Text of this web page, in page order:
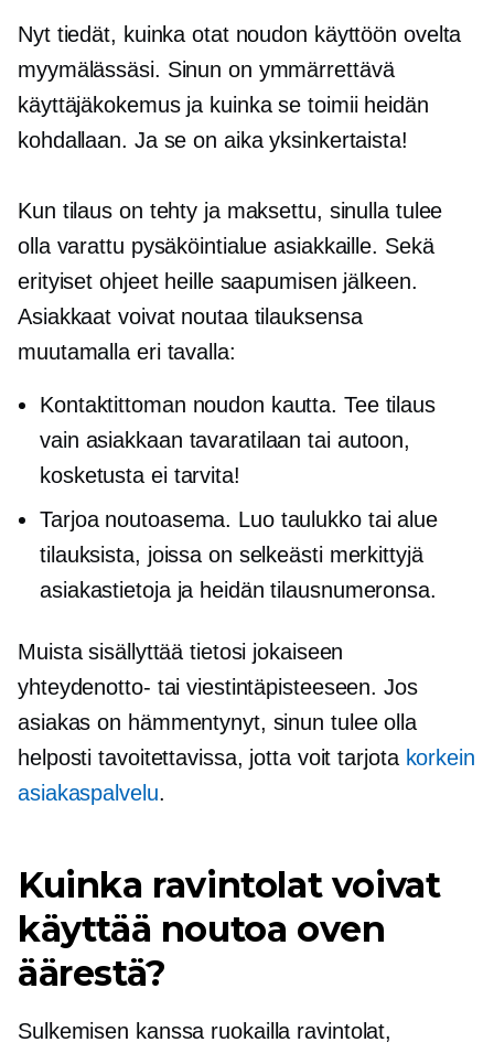
Nyt tiedät, kuinka otat noudon käyttöön ovelta
myymälässäsi. Sinun on ymmärrettävä
käyttäjäkokemus ja kuinka se toimii heidän
kohdallaan. Ja se on aika yksinkertaista!
Kun tilaus on tehty ja maksettu, sinulla tulee
olla varattu pysäköintialue asiakkaille. Sekä
erityiset ohjeet heille saapumisen jälkeen.
Asiakkaat voivat noutaa tilauksensa
muutamalla eri tavalla:
Kontaktittoman noudon kautta. Tee tilaus
vain asiakkaan tavaratilaan tai autoon,
kosketusta ei tarvita!
Tarjoa noutoasema. Luo taulukko tai alue
tilauksista, joissa on selkeästi merkittyjä
asiakastietoja ja heidän tilausnumeronsa.
Muista sisällyttää tietosi jokaiseen
yhteydenotto- tai viestintäpisteeseen. Jos
asiakas on hämmentynyt, sinun tulee olla
helposti tavoitettavissa, jotta voit tarjota korkein
asiakaspalvelu.
Kuinka ravintolat voivat
käyttää noutoa oven
äärestä?
Sulkemisen kanssa ruokailla ravintolat,